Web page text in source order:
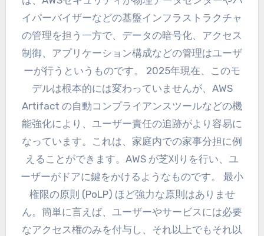
イパーバイザーなどの基盤インフラストラクチャ
の管理を担う一方で、データの暗号化、アクセス
制御、アプリケーション構成などの管理はユーザ
ーが行うというものです。 2025年現在、このモ
デルは根本的には変わっていませんが、AWS
Artifact の自動コンプライアンスツールなどの機
能強化により、ユーザー責任の追跡がより容易に
なっています。これは、家庭内での家事分担に例
えることができます。AWS が芝刈りを行い、ユ
ーザーがドアに鍵をかけるようなものです。 最小
権限の原則 (PoLP) ほど強力な原則はありませ
ん。簡単に言えば、ユーザーやサービスには必要
なアクセス権のみを付与し、それ以上でもそれ以